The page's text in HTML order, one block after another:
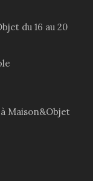
du 16 au 20
Maison&Objet